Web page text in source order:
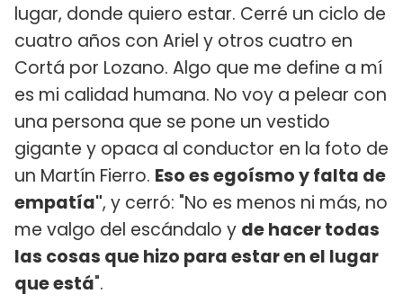
lugar, donde quiero estar. Cerré un ciclo de
cuatro años con Ariel y otros cuatro en
Cortá por Lozano. Algo que me define a mí
es mi calidad humana. No voy a pelear con
una persona que se pone un vestido
gigante y opaca al conductor en la foto de
un Martín Fierro. Eso es egoísmo y falta de
empatía", y cerró: "No es menos ni más, no
me valgo del escándalo y de hacer todas
las cosas que hizo para estar en el lugar
que está".